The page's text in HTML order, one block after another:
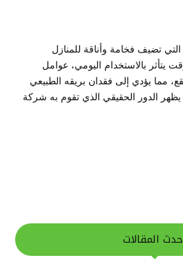
تضيف فخامة وأناقة للمنازل
يتأثر بالاستخدام اليومي، عوامل
مما يؤدي إلى فقدان بريقه الطبيعي
يظهر الدور الحقيقي الذي تقوم به شركة
المقالات